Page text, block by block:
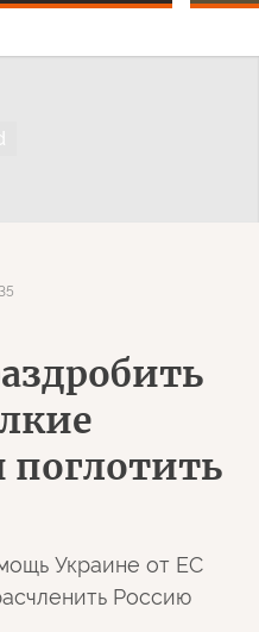
поглотить
Украине от ЕС
Россию